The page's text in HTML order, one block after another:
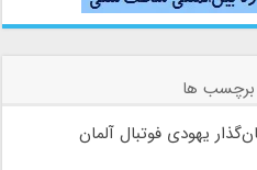
برچسب ها
یهودی فوتبال آلمان